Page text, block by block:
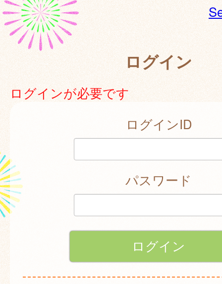
ログイン
ログインが必要です
ログインID
パスワード